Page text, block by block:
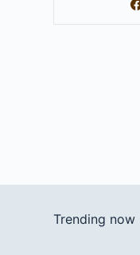
Trending now